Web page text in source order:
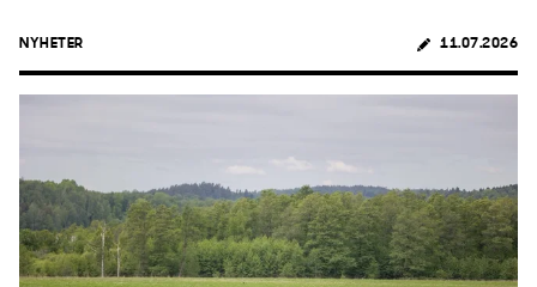
NYHETER 11.07.2026